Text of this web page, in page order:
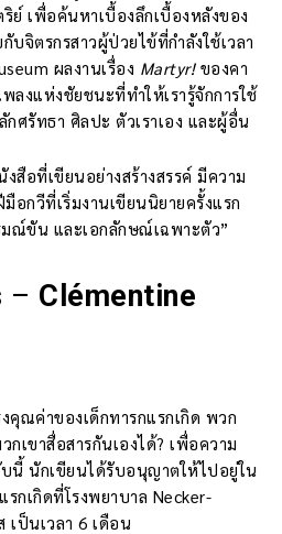
ย์ เพื่อค้นหาเบื้องลึกเบื้องหลังของ
จิตรกรสาวผู้ป่วยไข้ที่กำลังใช้เวลา
ผลงานเรื่อง Martyr!ของคา
ลงแห่งชัยชนะที่ทำให้เรารู้จักการใช้
ศรัทธา ศิลปะ ตัวเราเอง และผู้อื่น
สือที่เขียนอย่างสร้างสรรค์ มีความ
มือกวีที่เริ่มงานเขียนนิยายครั้งแรก
ณ์ขัน และเอกลักษณ์เฉพาะตัว”
– Clémentine
คุณค่าของเด็กทารกแรกเกิด พวก
กเขาสื่อสารกันเองได้? เพื่อความ
บนี้ นักเขียนได้รับอนุญาตให้ไปอยู่ใน
กเกิดที่โรงพยาบาล Necker-
เป็นเวลา 6 เดือน